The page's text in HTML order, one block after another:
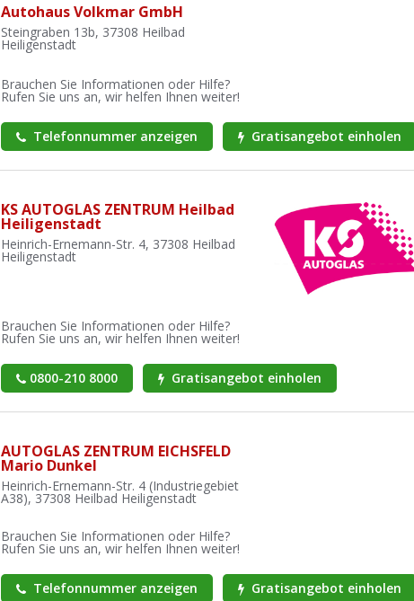
Autohaus Volkmar GmbH
Steingraben 13b, 37308 Heilbad
Heiligenstadt
Brauchen Sie Informationen oder Hilfe?
Rufen Sie uns an, wir helfen Ihnen weiter!
Telefonnummer anzeigen Gratisangebot einholen
KS AUTOGLAS ZENTRUM Heilbad
Heiligenstadt
Heinrich-Ernemann-Str. 4, 37308 Heilbad
Heiligenstadt
Brauchen Sie Informationen oder Hilfe?
Rufen Sie uns an, wir helfen Ihnen weiter!
0800-210 8000 Gratisangebot einholen
AUTOGLAS ZENTRUM EICHSFELD
Mario Dunkel
Heinrich-Ernemann-Str. 4 (Industriegebiet
A38), 37308 Heilbad Heiligenstadt
Brauchen Sie Informationen oder Hilfe?
Rufen Sie uns an, wir helfen Ihnen weiter!
Telefonnummer anzeigen Gratisangebot einholen